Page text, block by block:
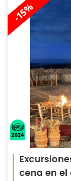
-15%
cena en